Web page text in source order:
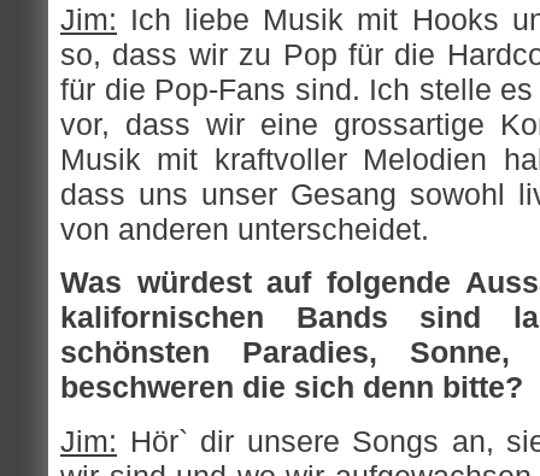
Jim: Ich liebe Musik mit Hooks
so, dass wir zu Pop für die
für die Pop-Fans sind. Ich stelle
vor, dass wir eine grossartige
Musik mit kraftvoller Melodien
dass uns unser Gesang sowohl
von anderen unterscheidet.
Was würdest auf folgende
kalifornischen Bands sind
schönsten Paradies,
beschweren die sich denn bitte?
Jim: Hör` dir unsere Songs an,